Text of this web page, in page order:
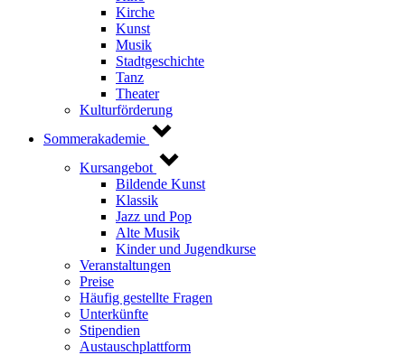
Kirche
Kunst
Musik
Stadtgeschichte
Tanz
Theater
Kulturförderung
Sommerakademie
Kursangebot
Bildende Kunst
Klassik
Jazz und Pop
Alte Musik
Kinder und Jugendkurse
Veranstaltungen
Preise
Häufig gestellte Fragen
Unterkünfte
Stipendien
Austauschplattform